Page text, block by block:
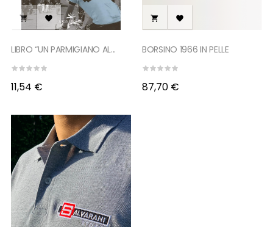
 
LIBRO “UN PARMIGIANO AL...
11,54 €
 
BORSINO 1966 IN PELLE
87,70 €